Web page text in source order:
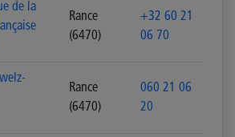
de la
Rance
(6470)
+32 60 21
06 70
Rance
(6470)
060 21 06
20